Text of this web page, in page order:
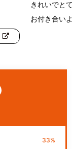
きれいでと
お付き合い
33%